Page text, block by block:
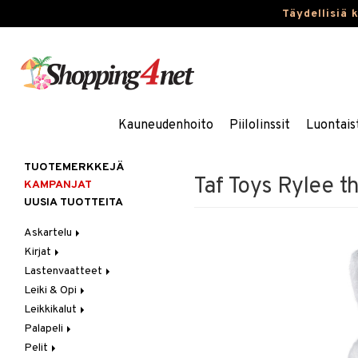
Täydellisiä
Kauneudenhoito Piilolinssit
Taf Toys Rylee
TUOTEMERKKEJÄ
KAMPANJAT
UUSIA TUOTTEITA
Askartelu
Askartelumateriaalit
Askartelusetti
Helmet
Koulutarvikkeet
Muovailuvaha
Piirrä ja maalaa
Kirjat
Askartelukirjat
Maalauskirjat
Päiväkirjat
Lastenvaatteet
Alaosat
Leggingsit
Alusvaatteet & Sukat
Kengät
Mekot
Leiki & Opi
Opetuslelut
Oppimispelit
Soittimet
Leikkikalut
Ajoneuvot
Autoradat
Eläimet
Palapeli
1000 palaa
Pelit